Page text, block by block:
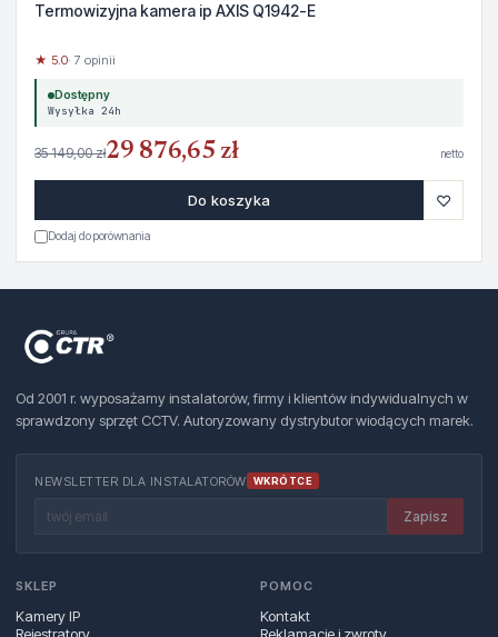
Termowizyjna kamera ip AXIS Q1942-E
★ 5.0· 7 opinii
Dostępny
Wysyłka 24h
35 149,00 zł29 876,65 zł netto
Do koszyka ♡
Dodaj do porównania
Od 2001 r. wyposażamy instalatorów, firmy i klientów indywidualnych w
sprawdzony sprzęt CCTV. Autoryzowany dystrybutor wiodących marek.
NEWSLETTER DLA INSTALATORÓW WKRÓTCE
Zapisz
SKLEP
Kamery IP
POMOC
Kontakt